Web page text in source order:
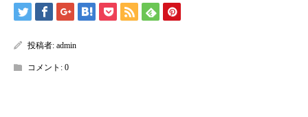
投稿者: admin
コメント: 0